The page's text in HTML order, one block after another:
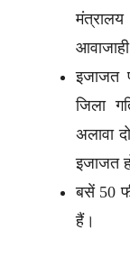
मंत्रालय
इजाजत
जिला
अलावा
इजाजत
बसें 50
हैं।